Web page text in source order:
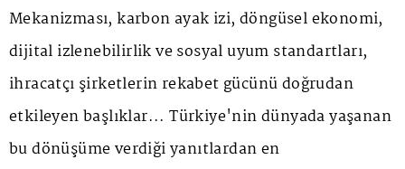
Mekanizması, karbon ayak izi, döngüsel ekonomi,
dijital izlenebilirlik ve sosyal uyum standartları,
ihracatçı şirketlerin rekabet gücünü doğrudan
etkileyen başlıklar... Türkiye'nin dünyada yaşanan
bu dönüşüme verdiği yanıtlardan en